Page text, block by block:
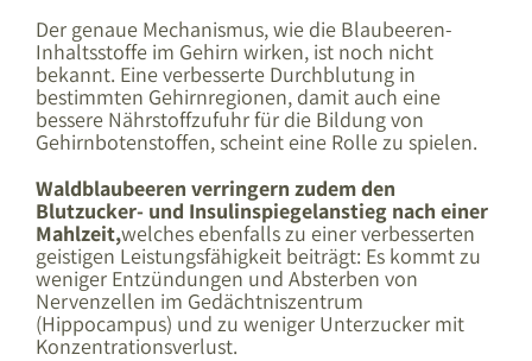
Der genaue Mechanismus, wie die Blaubeeren-
Inhaltsstoffe im Gehirn wirken, ist noch nicht
bekannt. Eine verbesserte Durchblutung in
bestimmten Gehirnregionen, damit auch eine
bessere Nährstoffzufuhr für die Bildung von
Gehirnbotenstoffen, scheint eine Rolle zu spielen.
Waldblaubeeren verringern zudem den
Blutzucker- und Insulinspiegelanstieg nach einer
Mahlzeit,welches ebenfalls zu einer verbesserten
geistigen Leistungsfähigkeit beiträgt: Es kommt zu
weniger Entzündungen und Absterben von
Nervenzellen im Gedächtniszentrum
(Hippocampus) und zu weniger Unterzucker mit
Konzentrationsverlust.